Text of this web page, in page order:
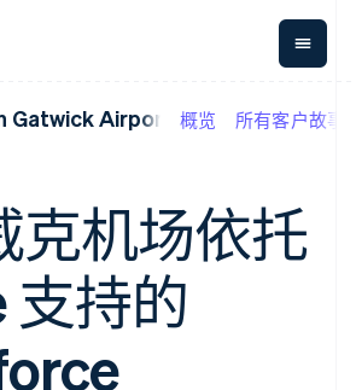
营收
经常性收入
Metronome
按用量计费
Subscriptions
订阅管理
一次性或定期
资金管
Global
Payouts
平台
企业阶段
应用场景
密货币
电子商务
档
与 SDK
Apps
指南
接受线上付款
学习
指南
支持
获取支持
托管支持方案
Gatwick Airport 概览 所有客户故事
克机场依托
持的